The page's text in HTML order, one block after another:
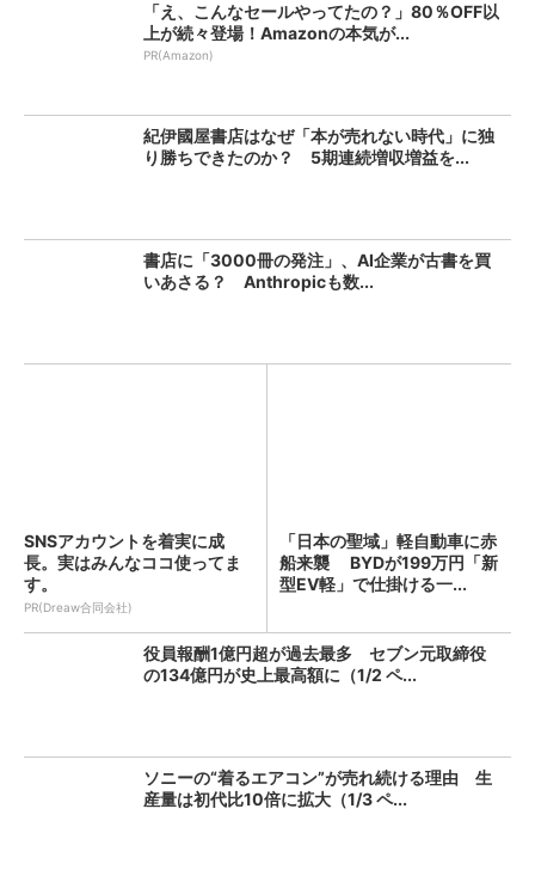
「え、こんなセールやってたの？」80％OFF以
上が続々登場！Amazonの本気が...
PR(Amazon)
紀伊國屋書店はなぜ「本が売れない時代」に独
り勝ちできたのか？ 5期連続増収増益を...
書店に「3000冊の発注」、AI企業が古書を買
いあさる？ Anthropicも数...
SNSアカウントを着実に成
長。実はみんなココ使ってま
す。
PR(Dreaw合同会社)
「日本の聖域」軽自動車に赤
船来襲 BYDが199万円「新
型EV軽」で仕掛ける一...
役員報酬1億円超が過去最多 セブン元取締役
の134億円が史上最高額に（1/2 ペ...
ソニーの“着るエアコン”が売れ続ける理由 生
産量は初代比10倍に拡大（1/3 ペ...